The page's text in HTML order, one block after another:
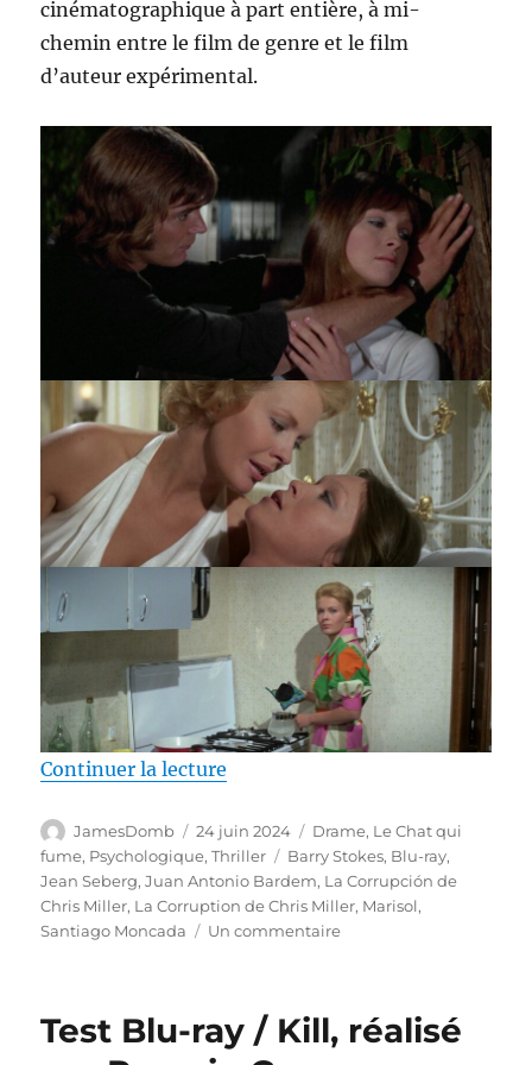
cinématographique à part entière, à mi-
chemin entre le film de genre et le film
d’auteur expérimental.
Continuer la lecture
Auteur
JamesDomb
Publié
le
24 juin 2024 Catégories
Drame, Le Chat qui
fume, Psychologique,Thriller Étiquettes
Barry Stokes, Blu-ray,
Jean Seberg,Juan Antonio Bardem, La Corrupción de
Chris Miller, La Corruption de Chris Miller, Marisol,
Santiago Moncada
Un commentairesur
Test Blu-ray / Kill, réalisé